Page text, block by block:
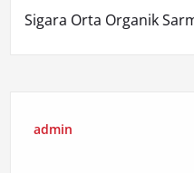
Sigara Orta Organik
admin